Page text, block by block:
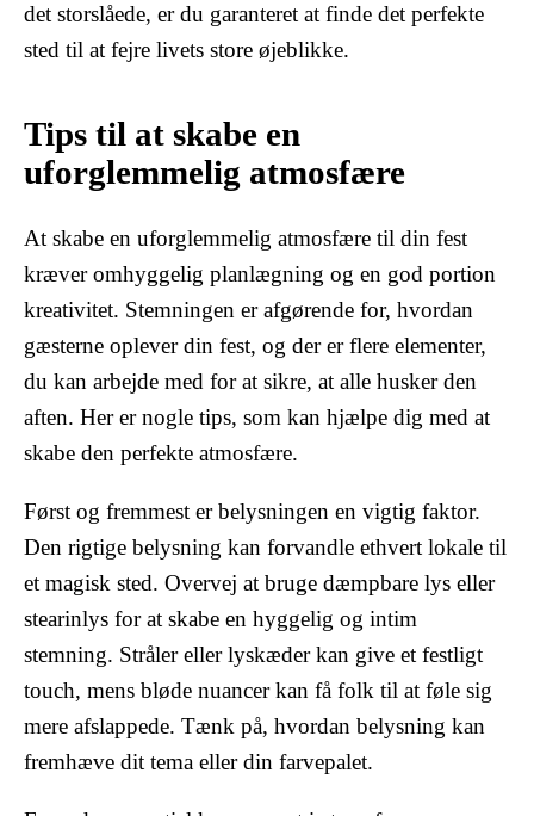
det storslåede, er du garanteret at finde det perfekte
sted til at fejre livets store øjeblikke.
Tips til at skabe en
uforglemmelig atmosfære
At skabe en uforglemmelig atmosfære til din fest
kræver omhyggelig planlægning og en god portion
kreativitet. Stemningen er afgørende for, hvordan
gæsterne oplever din fest, og der er flere elementer,
du kan arbejde med for at sikre, at alle husker den
aften. Her er nogle tips, som kan hjælpe dig med at
skabe den perfekte atmosfære.
Først og fremmest er belysningen en vigtig faktor.
Den rigtige belysning kan forvandle ethvert lokale til
et magisk sted. Overvej at bruge dæmpbare lys eller
stearinlys for at skabe en hyggelig og intim
stemning. Stråler eller lyskæder kan give et festligt
touch, mens bløde nuancer kan få folk til at føle sig
mere afslappede. Tænk på, hvordan belysning kan
fremhæve dit tema eller din farvepalet.